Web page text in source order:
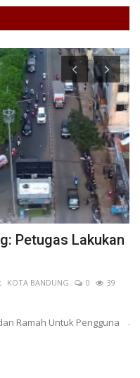
Petugas Lakukan
KOTA BANDUNG 0
39
Ramah Untuk Pengguna